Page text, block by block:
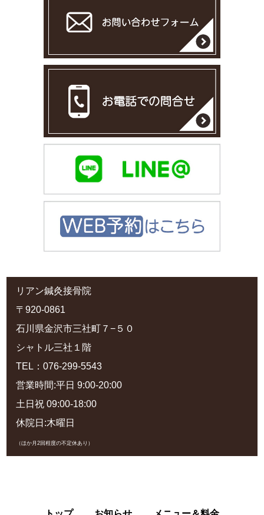
リアン鍼灸接骨院
〒920-0861
石川県金沢市三社町７−５０
シャトル三社１階
TEL：076-299-5543
営業時間:平日 9:00-20:00
土日祝 09:00-18:00
休院日:木曜日
（ほか月2回程度の不定休あり）